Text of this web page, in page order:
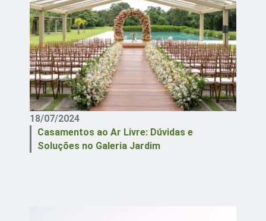
18/07/2024
Casamentos ao Ar Livre: Dúvidas e
Soluções no Galeria Jardim